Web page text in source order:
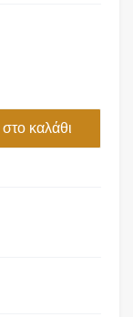
καλάθι